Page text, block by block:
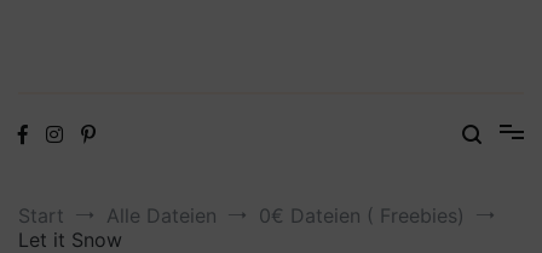
Start Alle Dateien
0€ Dateien ( Freebies)
Let it Snow